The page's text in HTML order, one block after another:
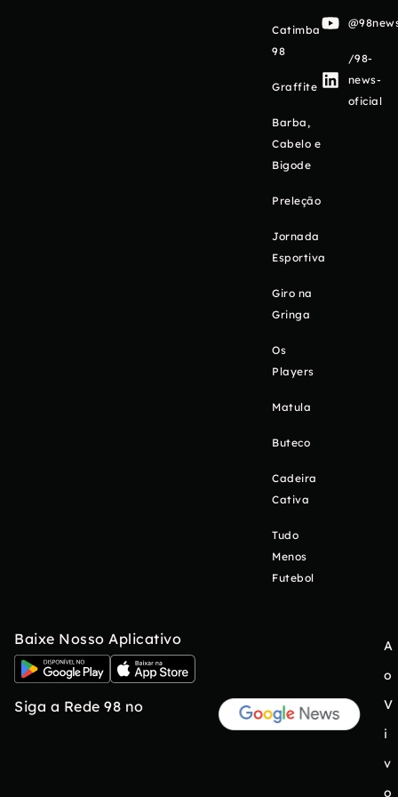
Catimba
98
Graffite
Barba,
Cabelo e
Bigode
Preleção
Jornada
Esportiva
Giro na
Gringa
Os
Players
Matula
Buteco
Cadeira
Cativa
Tudo
Menos
Futebol
/98-
news-
oficial
Baixe Nosso Aplicativo
Siga a Rede 98 no
A
o
V
i
v
o